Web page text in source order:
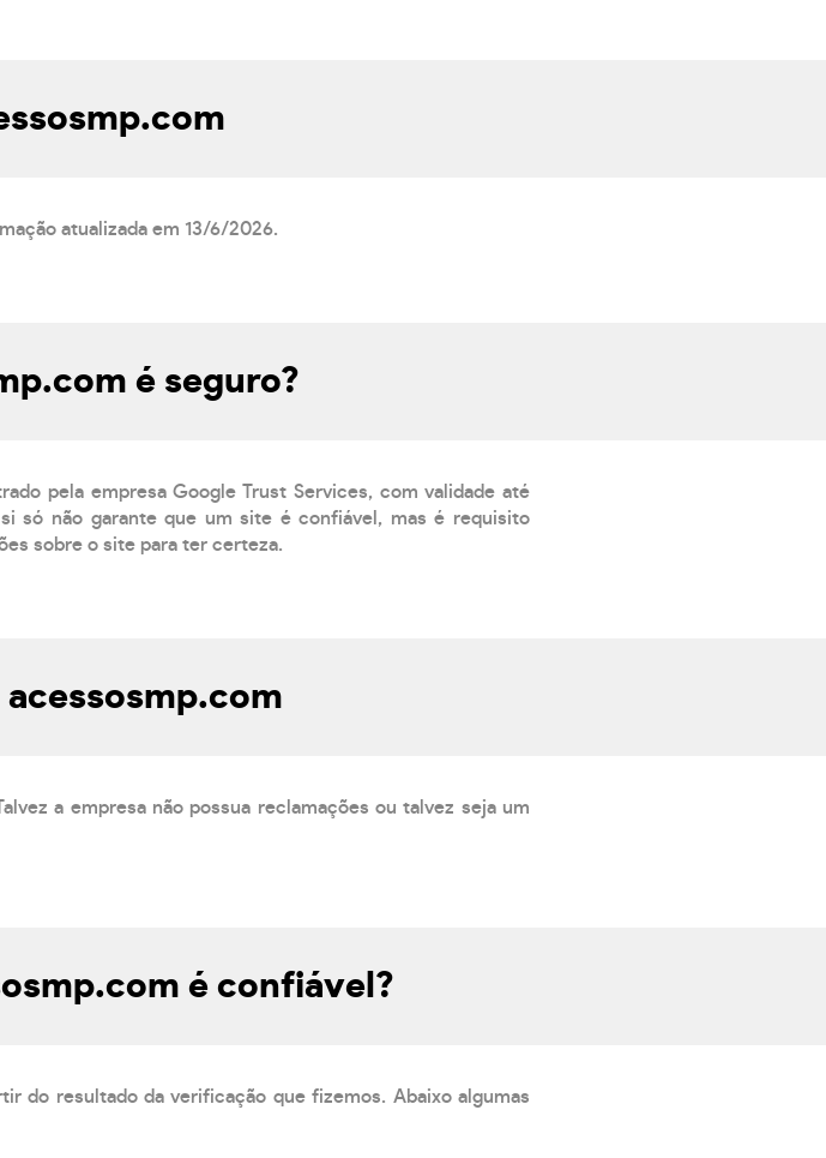
atualizada em 13/6/2026.
é seguro?
pela empresa Google Trust Services, com validade até
só não garante que um site é confiável, mas é requisito
sobre o site para ter certeza.
acessosmp.com
a empresa não possua reclamações ou talvez seja um
é confiável?
do resultado da verificação que fizemos. Abaixo algumas